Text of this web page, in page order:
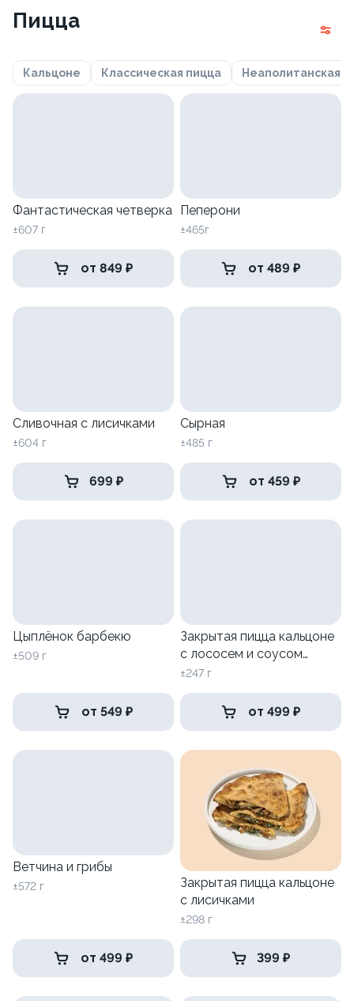
Пицца
Кальцоне Классическая пицца Неаполитанская
Фантастическая четверка
±607 г
от 849 ₽
Пеперони
±465г
от 489 ₽
Сливочная с лисичками
±604 г
699 ₽
Сырная
±485 г
от 459 ₽
Цыплёнок барбекю
±509 г
от 549 ₽
Закрытая пицца кальцоне
с лососем и соусом
песто
±247 г
от 499 ₽
Ветчина и грибы
±572 г
от 499 ₽
Закрытая пицца кальцоне
с лисичками
±298 г
399 ₽